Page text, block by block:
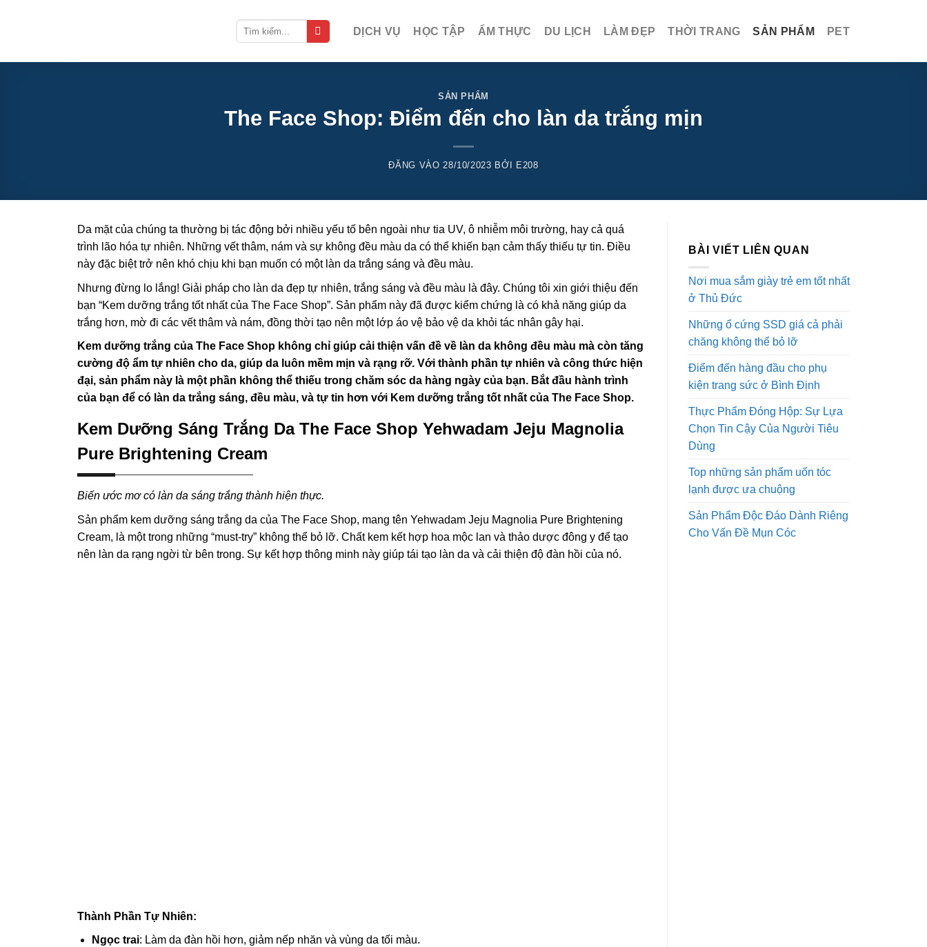
dung
DỊCH VỤ HỌC TẬP ẨM THỰC DU LỊCH LÀM ĐẸP THỜI TRANG SẢN PHẨM PET
SẢN PHẨM
The Face Shop: Điểm đến cho làn da trắng mịn
ĐĂNG VÀO28/10/2023 BỞI E208
Da mặt của chúng ta thường bị tác động bởi nhiều yếu tố bên ngoài như tia UV, ô nhiễm môi trường, hay cả quá
trình lão hóa tự nhiên. Những vết thâm, nám và sự không đều màu da có thể khiến bạn cảm thấy thiếu tự tin. Điều
này đặc biệt trở nên khó chịu khi bạn muốn có một làn da trắng sáng và đều màu.
Nhưng đừng lo lắng! Giải pháp cho làn da đẹp tự nhiên, trắng sáng và đều màu là đây. Chúng tôi xin giới thiệu đến
bạn “Kem dưỡng trắng tốt nhất của The Face Shop”. Sản phẩm này đã được kiểm chứng là có khả năng giúp da
trắng hơn, mờ đi các vết thâm và nám, đồng thời tạo nên một lớp áo vệ bảo vệ da khỏi tác nhân gây hại.
Kem dưỡng trắng của The Face Shop không chỉ giúp cải thiện vấn đề về làn da không đều màu mà còn tăng
cường độ ẩm tự nhiên cho da, giúp da luôn mềm mịn và rạng rỡ. Với thành phần tự nhiên và công thức hiện
đại, sản phẩm này là một phần không thể thiếu trong chăm sóc da hàng ngày của bạn. Bắt đầu hành trình
của bạn để có làn da trắng sáng, đều màu, và tự tin hơn với Kem dưỡng trắng tốt nhất của The Face Shop.
Kem Dưỡng Sáng Trắng Da The Face Shop Yehwadam Jeju Magnolia
Pure Brightening Cream
Biến ước mơ có làn da sáng trắng thành hiện thực.
Sản phẩm kem dưỡng sáng trắng da của The Face Shop, mang tên Yehwadam Jeju Magnolia Pure Brightening
Cream, là một trong những “must-try” không thể bỏ lỡ. Chất kem kết hợp hoa mộc lan và thảo dược đông y để tạo
nên làn da rạng ngời từ bên trong. Sự kết hợp thông minh này giúp tái tạo làn da và cải thiện độ đàn hồi của nó.
Thành Phần Tự Nhiên:
Ngọc trai: Làm da đàn hồi hơn, giảm nếp nhăn và vùng da tối màu.
BÀI VIẾT LIÊN QUAN
Nơi mua sắm giày trẻ em tốt nhất
ở Thủ Đức
Những ổ cứng SSD giá cả phải
chăng không thể bỏ lỡ
Điểm đến hàng đầu cho phụ
kiện trang sức ở Bình Định
Thực Phẩm Đóng Hộp: Sự Lựa
Chọn Tin Cậy Của Người Tiêu
Dùng
Top những sản phẩm uốn tóc
lạnh được ưa chuộng
Sản Phẩm Độc Đáo Dành Riêng
Cho Vấn Đề Mụn Cóc